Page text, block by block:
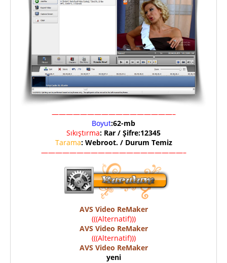
—————————————————–
Boyut:62-mb
Sıkıştırma: Rar / Şifre:12345
Tarama: Webroot. / Durum Temiz
————————————————————–
AVS Video ReMaker
(((Alternatif)))
AVS Video ReMaker
(((Alternatif)))
AVS Video ReMaker
yeni